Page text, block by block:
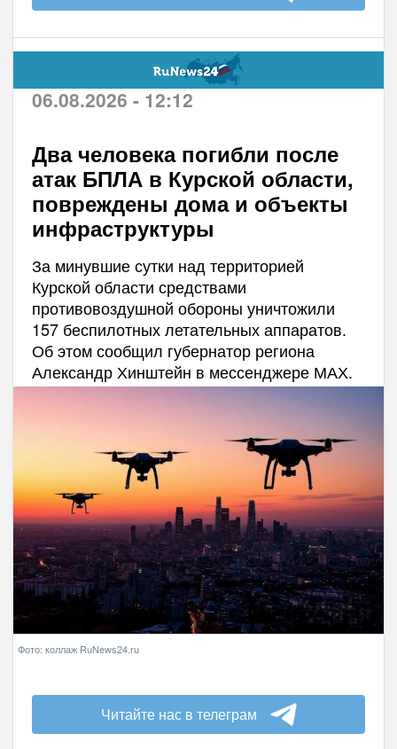
06.08.2026 - 12:12
Два человека погибли после
атак БПЛА в Курской области,
повреждены дома и объекты
инфраструктуры
За минувшие сутки над территорией
Курской области средствами
противовоздушной обороны уничтожили
157 беспилотных летательных аппаратов.
Об этом сообщил губернатор региона
Александр Хинштейн в мессенджере МАХ.
Фото: коллаж RuNews24.ru
Читайте нас в телеграм